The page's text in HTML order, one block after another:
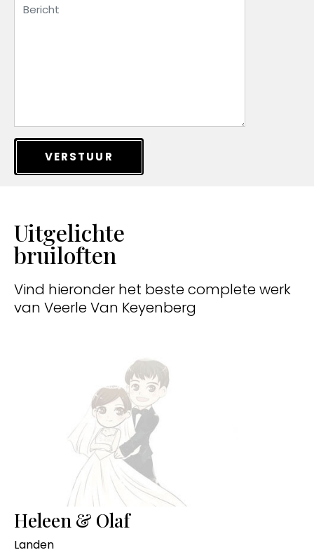
VERSTUUR
Uitgelichte
bruiloften
Vind hieronder het beste complete werk
van Veerle Van Keyenberg
Heleen & Olaf
Landen